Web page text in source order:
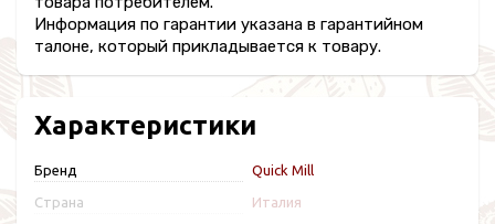
Информация по гарантии указана в гарантийном
талоне, который прикладывается к товару.
Характеристики
Бренд Quick Mill
Страна Италия